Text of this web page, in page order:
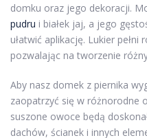
domku oraz jego dekoracji.
pudru i białek jaj, a jego
ułatwić aplikację. Lukier
pozwalając na tworzenie
Aby nasz domek z piernika
zaopatrzyć się w różnorodne
suszone owoce będą
dachów, ścianek i innych